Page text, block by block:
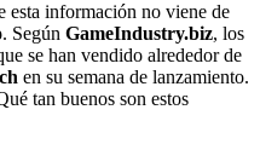
esta información no viene de
. Según GameIndustry.biz, los
se han vendido alrededor de
en su semana de lanzamiento.
tan buenos son estos